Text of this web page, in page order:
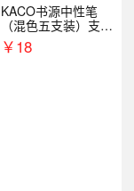
KACO书源中性笔
（混色五支装）支持
logo定制
￥18